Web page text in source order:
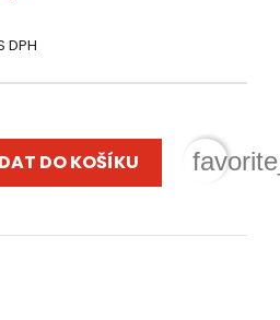
DPH
DO KOŠÍKU